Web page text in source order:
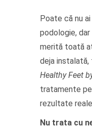
Poate că nu
podologie,
merită toată
deja instalată,
Healthy Feet
tratamente
rezultate
Nu trata cu